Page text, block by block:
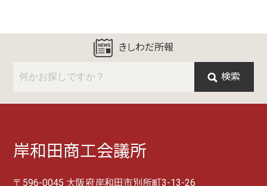
きしわだ所報
検索
岸和田商工会議所
〒596-0045 大阪府岸和田市別所町3-13-26